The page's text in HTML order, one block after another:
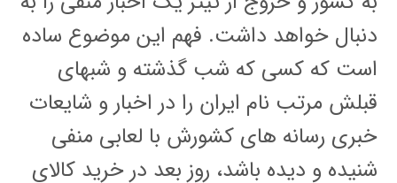
دنبال خواهد داشت. فهم این موضوع ساده
است که کسی که شب گذشته و شبهای
قبلش مرتب نام ایران را در اخبار و شایعات
خبری رسانه های کشورش با لعابی منفی
شنیده و دیده باشد، روز بعد در خرید کالای